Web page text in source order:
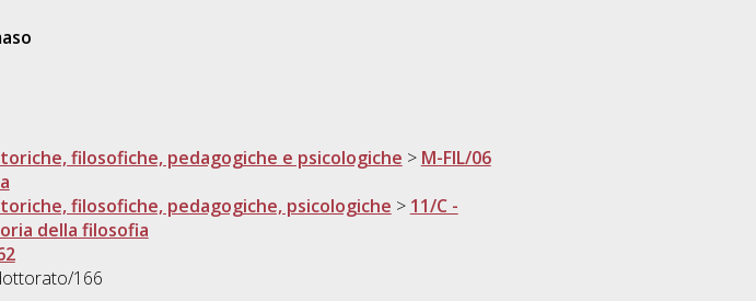
filosofiche, pedagogiche e psicologiche > M-FIL/06
filosofiche, pedagogiche, psicologiche > 11/C -
della filosofia
166